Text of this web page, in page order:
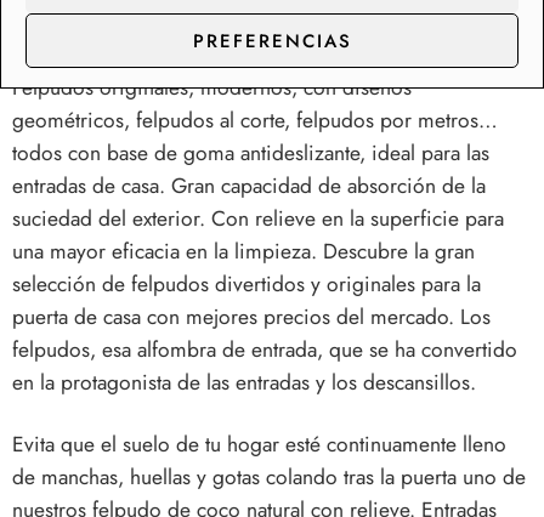
PREFERENCIAS
Felpudo de coco de fibra natural
Felpudos originales, modernos, con diseños
geométricos, felpudos al corte, felpudos por metros…
todos con base de goma antideslizante, ideal para las
entradas de casa. Gran capacidad de absorción de la
suciedad del exterior. Con relieve en la superficie para
una mayor eficacia en la limpieza. Descubre la gran
selección de felpudos divertidos y originales para la
puerta de casa con mejores precios del mercado. Los
felpudos, esa alfombra de entrada, que se ha convertido
en la protagonista de las entradas y los descansillos.
Evita que el suelo de tu hogar esté continuamente lleno
de manchas, huellas y gotas colando tras la puerta uno de
nuestros felpudo de coco natural con relieve. Entradas